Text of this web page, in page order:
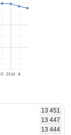
2014
O A
13 451
13 447
13 444